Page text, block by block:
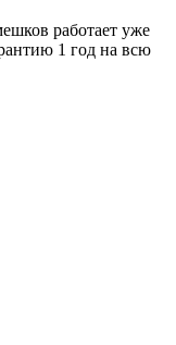
работает уже
1 год на всю